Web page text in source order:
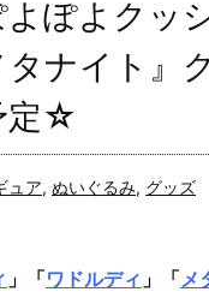
よぽよクッ
タナイト』
定☆
ュア, ぬいぐるみ, グッズ
」「ワドルディ 」 「メ